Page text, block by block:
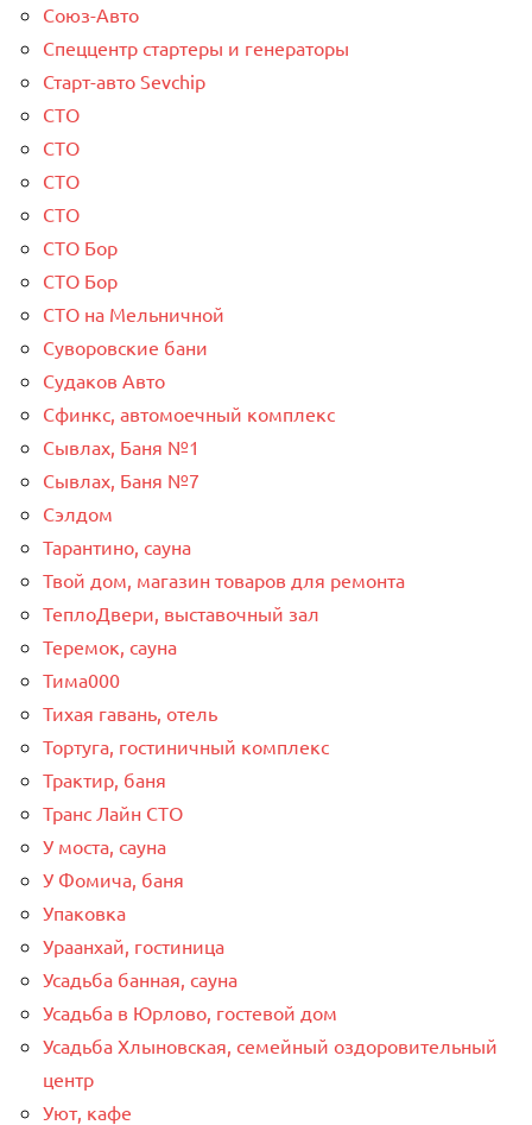
Союз-Авто
Спеццентр стартеры и генераторы
Старт-авто Sevchip
СТО
СТО
СТО
СТО
СТО Бор
СТО Бор
СТО на Мельничной
Суворовские бани
Судаков Авто
Сфинкс, автомоечный комплекс
Сывлах, Баня №1
Сывлах, Баня №7
Сэлдом
Тарантино, сауна
Твой дом, магазин товаров для ремонта
ТеплоДвери, выставочный зал
Теремок, сауна
Тима000
Тихая гавань, отель
Тортуга, гостиничный комплекс
Трактир, баня
Транс Лайн СТО
У моста, сауна
У Фомича, баня
Упаковка
Ураанхай, гостиница
Усадьба банная, сауна
Усадьба в Юрлово, гостевой дом
Усадьба Хлыновская, семейный оздоровительный
центр
Уют, кафе